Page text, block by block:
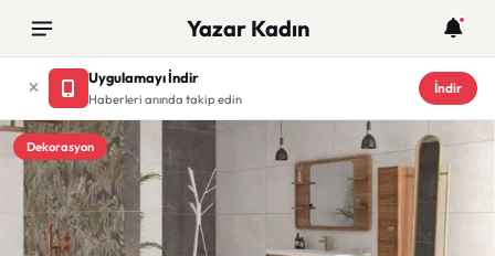
Yazar Kadın
Uygulamayı İndir
Haberleri anında takip edin
İndir
Dekorasyon